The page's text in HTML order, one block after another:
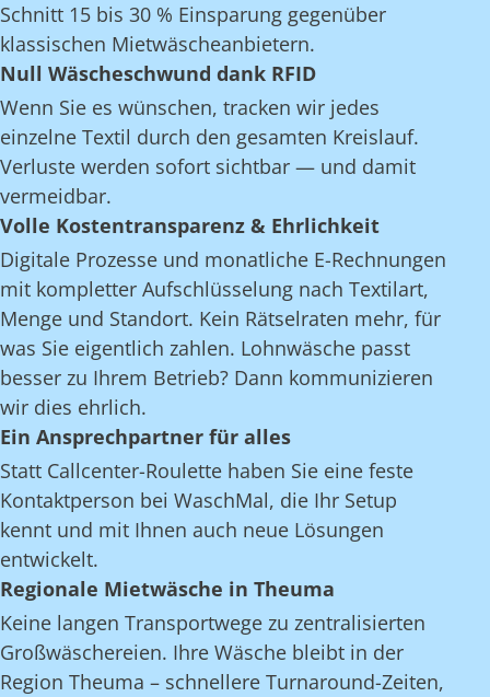
Schnitt 15 bis 30 % Einsparung gegenüber
klassischen Mietwäscheanbietern.
Null Wäscheschwund dank RFID
Wenn Sie es wünschen, tracken wir jedes
einzelne Textil durch den gesamten Kreislauf.
Verluste werden sofort sichtbar — und damit
vermeidbar.
Volle Kostentransparenz & Ehrlichkeit
Digitale Prozesse und monatliche E-Rechnungen
mit kompletter Aufschlüsselung nach Textilart,
Menge und Standort. Kein Rätselraten mehr, für
was Sie eigentlich zahlen. Lohnwäsche passt
besser zu Ihrem Betrieb? Dann kommunizieren
wir dies ehrlich.
Ein Ansprechpartner für alles
Statt Callcenter-Roulette haben Sie eine feste
Kontaktperson bei WaschMal, die Ihr Setup
kennt und mit Ihnen auch neue Lösungen
entwickelt.
Regionale Mietwäsche in Theuma
Keine langen Transportwege zu zentralisierten
Großwäschereien. Ihre Wäsche bleibt in der
Region Theuma – schnellere Turnaround-Zeiten,